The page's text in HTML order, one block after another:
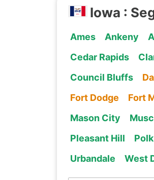
Iowa :
Ames Ankeny
Cedar Rapids
Council Bluffs
Fort Dodge
Fort
Mason City
Pleasant Hill
Urbandale
West